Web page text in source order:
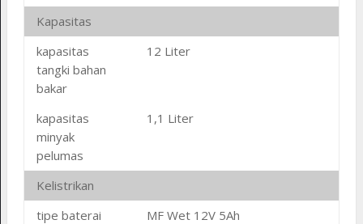
Kapasitas
kapasitas
tangki bahan
bakar
12 Liter
kapasitas
minyak
pelumas
1,1 Liter
Kelistrikan
tipe baterai
MF Wet 12V 5Ah